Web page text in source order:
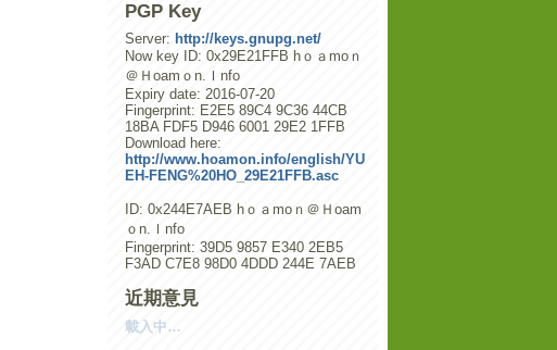
PGP Key
Server: http://keys.gnupg.net/
Now key ID: 0x29E21FFB hｏａmoｎ
＠Ｈoamｏn.Ｉnfo
Expiry date: 2016-07-20
Fingerprint: E2E5 89C4 9C36 44CB
18BA FDF5 D946 6001 29E2 1FFB
Download here:
http://www.hoamon.info/english/YU
EH-FENG%20HO_29E21FFB.asc
ID: 0x244E7AEB hｏａmoｎ＠Ｈoam
ｏn.Ｉnfo
Fingerprint: 39D5 9857 E340 2EB5
F3AD C7E8 98D0 4DDD 244E 7AEB
近期意見
載入中…